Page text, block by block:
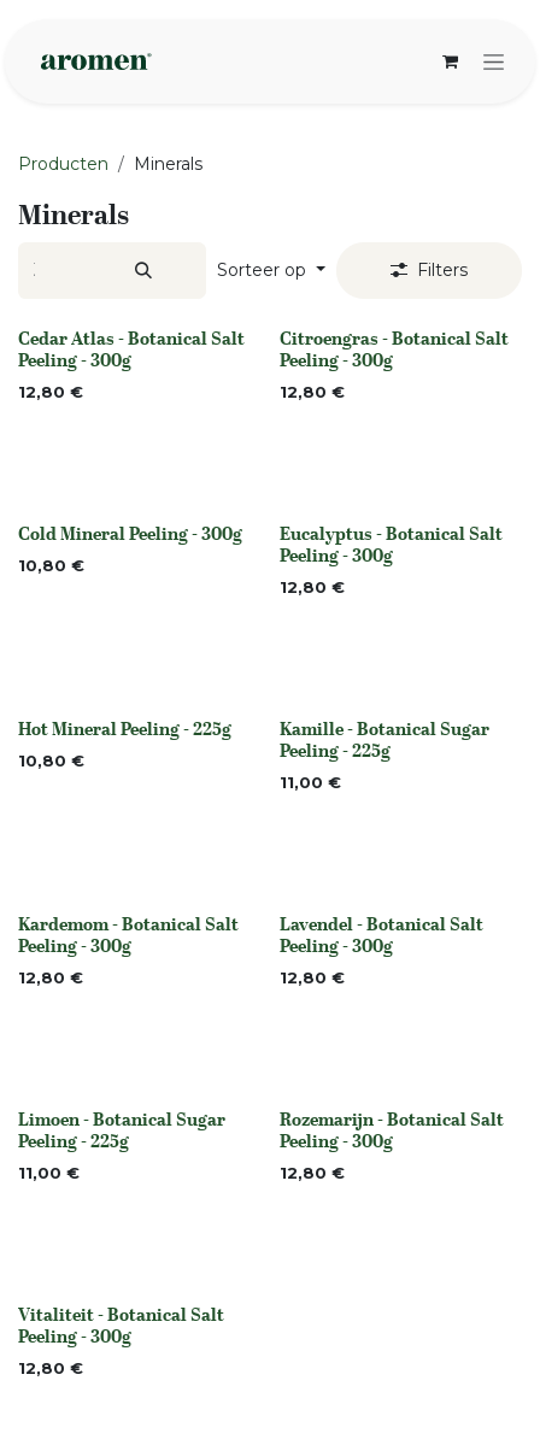
Producten Minerals
Minerals
Sorteer op Filters
None
Cedar Atlas - Botanical Salt
Peeling - 300g
12,80 €
None
Citroengras - Botanical Salt
Peeling - 300g
12,80 €
None
Cold Mineral Peeling - 300g
10,80 € None
Eucalyptus - Botanical Salt
Peeling - 300g
12,80 €
None
Hot Mineral Peeling - 225g
10,80 € None
Kamille - Botanical Sugar
Peeling - 225g
11,00 €
None
Kardemom - Botanical Salt
Peeling - 300g
12,80 €
None
Lavendel - Botanical Salt
Peeling - 300g
12,80 €
None
Limoen - Botanical Sugar
Peeling - 225g
11,00 €
None
Rozemarijn - Botanical Salt
Peeling - 300g
12,80 €
None
Vitaliteit - Botanical Salt
Peeling - 300g
12,80 €